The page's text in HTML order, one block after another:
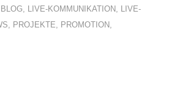
BLOG, LIVE-KOMMUNIKATION, LIVE-
, PROJEKTE, PROMOTION,